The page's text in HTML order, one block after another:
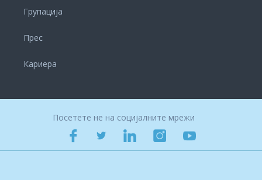
Групација
Прес
Кариера
Посетете не на социјалните мрежи